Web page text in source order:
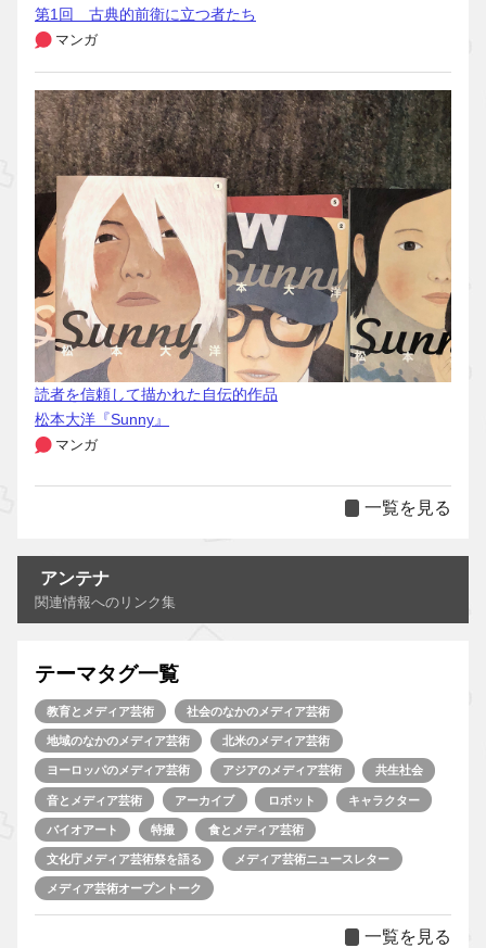
第1回 古典的前衛に立つ者たち
マンガ
読者を信頼して描かれた自伝的作品
松本大洋『Sunny』
マンガ
一覧を見る
アンテナ
関連情報へのリンク集
テーマタグ一覧
教育とメディア芸術 社会のなかのメディア芸術
地域のなかのメディア芸術 北米のメディア芸術
ヨーロッパのメディア芸術 アジアのメディア芸術 共生社会
音とメディア芸術 アーカイブ ロボット キャラクター
バイオアート 特撮 食とメディア芸術
文化庁メディア芸術祭を語る メディア芸術ニュースレター
メディア芸術オープントーク
一覧を見る